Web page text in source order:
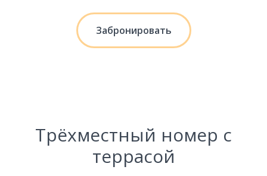
Забронировать
Трёхместный номер с
террасой